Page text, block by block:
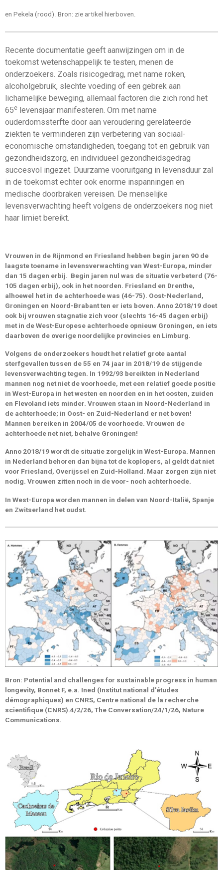
en Pekela (rood). Bron: zie artikel hierboven.
Recente documentatie geeft aanwijzingen om in de
toekomst wetenschappelijk te testen, menen de
onderzoekers. Zoals risicogedrag, met name roken,
alcoholgebruik, slechte voeding of een gebrek aan
lichamelijke beweging, allemaal factoren die zich rond het
65e levensjaar manifesteren. Om met name
ouderdomssterfte door aan veroudering gerelateerde
ziekten te verminderen zijn verbetering van sociaal-
economische omstandigheden, toegang tot en gebruik van
gezondheidszorg, en individueel gezondheidsgedrag
succesvol ingezet. Duurzame vooruitgang in levensduur zal
in de toekomst echter ook enorme inspanningen en
medische doorbraken vereisen. De menselijke
levensverwachting heeft volgens de onderzoekers nog niet
haar limiet bereikt.
Vrouwen in de Rijnmond en Friesland hebben begin jaren 90 de
laagste toename in levensverwachting van West-Europa, minder
dan 15 dagen erbij. Begin jaren nul was de situatie verbeterd (76-
105 dagen erbij), ook in het noorden. Friesland en Drenthe,
alhoewel het in de achterhoede was (46-75). Oost-Nederland,
Groningen en Noord-Brabant ten er iets boven. Anno 2018/19 doet
ook bij vrouwen stagnatie zich voor (slechts 16-45 dagen erbij)
met in de West-Europese achterhoede opnieuw Groningen, en iets
daarboven de overige noordelijke provincies en Limburg.
Volgens de onderzoekers houdt het relatief grote aantal
sterfgevallen tussen de 55 en 74 jaar in 2018/19 de stijgende
levensverwachting tegen. In 1992/93 bereikten in Nederland
mannen nog net niet de voorhoede, met een relatief goede positie
in West-Europa in het westen en noorden en in het oosten, zuiden
en Flevoland iets minder. Vrouwen staan in Noord-Nederland in
de achterhoede; in Oost- en Zuid-Nederland er net boven!
Mannen bereiken in 2004/05 de voorhoede. Vrouwen de
achterhoede net niet, behalve Groningen!
Anno 2018/19 wordt de situatie zorgelijk in West-Europa. Mannen
in Nederland behoren dan bijna tot de koplopers, al geldt dat niet
voor Friesland, Overijssel en Zuid-Holland. Maar zorgen zijn niet
nodig. Vrouwen zitten noch in de voor- noch achterhoede.
In West-Europa worden mannen in delen van Noord-Italië, Spanje
en Zwitserland het oudst.
Bron: Potential and challenges for sustainable progress in human
longevity, Bonnet F, e.a. Ined (Institut national d'études
démographiques) en CNRS, Centre national de la recherche
scientifique (CNRS).4/2/26, The Conversation/24/1/26, Nature
Communications.